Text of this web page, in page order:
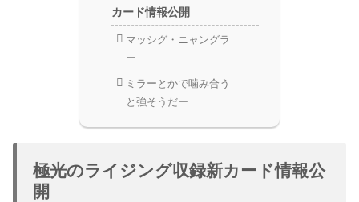
カード情報公開
マッシグ・ニャングラ
ー
ミラーとかで噛み合う
と強そうだー
極光のライジング収録新カード情報公
開